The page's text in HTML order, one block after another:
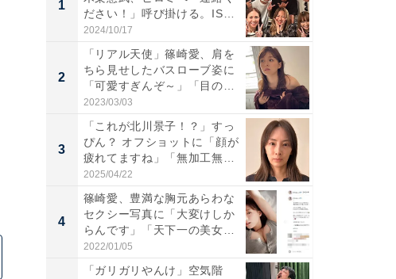
1
ださい！」呼び掛ける。IS
S...
2024/10/17
2
「リアル天使」篠崎愛、肩を
ちら見せしたバスローブ姿に
「可愛すぎんぞ～」「目の表
情...
2023/03/03
3
「これが北川景子！？」すっ
ぴん？ オフショットに「顔が
疲れてますね」「無加工無
表...
2025/04/22
4
篠崎愛、豊満な胸元あらわな
セクシー写真に「大変けしか
らんです」「天下一の美女で
す...
2022/01/05
「ガリガリやんけ」空気階